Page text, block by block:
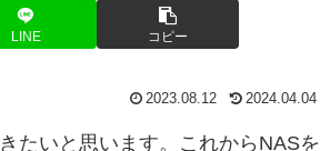
LINE コピー
2023.08.12 2024.04.04
たいと思います。これからNASを